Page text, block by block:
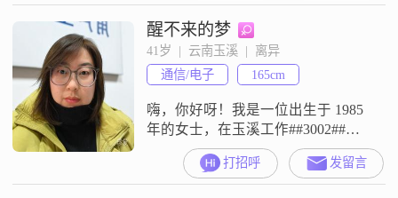
高，但也能保证基本的生活需求
##3002##我在工作中一直保持着耐
心和责任感，无论遇到什么困难，
都会尽力去解决##3002##在生活
中，我性格乐观积极，总是能看到
事情好的一面##3
醒不来的梦
41岁  |  云南玉溪  |  离异
通信/电子
165cm
嗨，你好呀！我是一位出生于 1985
年的女士，在玉溪工作##3002##我
的身高大概 165cm，每个月的收入
在 3001 - 5000 元左右，学历是中专
##3002##我觉得自己是个挺不错的
打招呼 发留言